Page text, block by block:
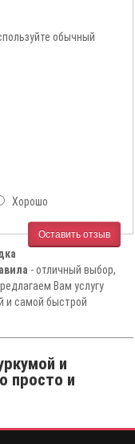
обычный
Хорошо
Оставить отзыв
- отличный выбор,
Вам услугу
и самой быстрой
и
просто и